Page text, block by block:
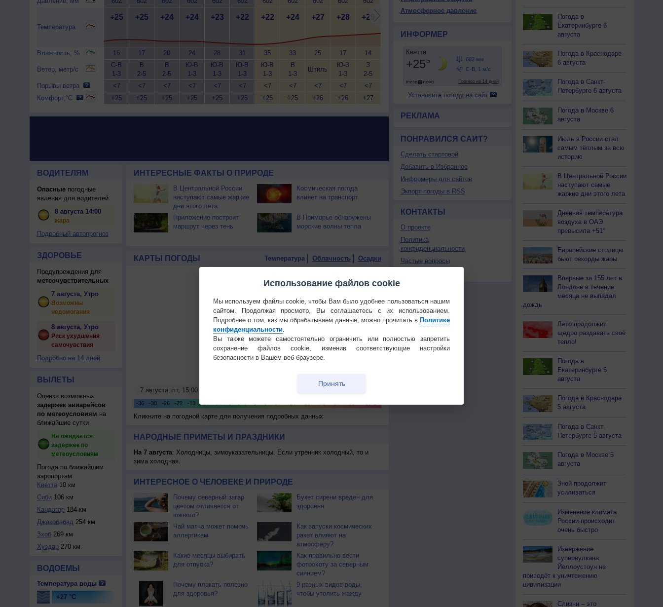
Температура
Влажность, %
Ветер, метр/с
Порывы ветра
Комфорт,°C
+25
16
С-В
1-3
<7
+25
+25
17
В
2-5
<7
+25
+24
20
В
2-5
<7
+25
+24
24
Ю-В
1-3
<7
+25
+23
28
Ю-В
1-3
<7
+25
+22
31
Ю-В
1-3
<7
+25
+22
35
Ю-В
1-3
<7
+25
+24
33
В
1-3
<7
+25
+27
25
Штиль
<7
+26
+28
17
Ю-З
1-3
<7
+26
+29
14
З
2-5
<7
+27
+31
11
З
<7
+29
+32
З
+30
<7
+30
<7
+30
+30
+31
21
С-В
<7
+29
+30
22
В
<7
22
<7
25
ВОДИТЕЛЯМ
Опасныепогодные
явления для водителей
8 августа 14:00
жара
Подробный автопрогноз
ЗДОРОВЬЕ
Предупреждения для
метеочувствительных
7 августа, Утро
Возможны
недомогания
8 августа, Утро
Риск ухудшения
самочувствия
Подробно на 14 дней
ВЫЛЕТЫ
Оценка возможных
задержек авиарейсов
по метеоусловиям на
ближайшие сутки
Не ожидается
задержек по
метеоусловиям
Погода по ближайшим
аэропортам
Кветта10 км
Сиби 106 км
Кандагар184 км
Джакобабад 254 км
Зхоб269 км
Хуздар270 км
ВОДОЕМЫ
Температура воды
+27 °C
ИНТЕРЕСНЫЕ ФАКТЫ О ПРИРОДЕ
В Центральной России
наступают самые жаркие
дни этого лета
Космическая погода
влияет на транспорт
Приложение построит
маршрут через тень
В Приморье обнаружены
морские волны тепла
КАРТЫ ПОГОДЫ Температура Облачность Осадки
Кликните на погодной карте для получения подробных данных
НАРОДНЫЕ ПРИМЕТЫ И ПРАЗДНИКИ
На 7 августа: Холодницы, зимоуказательницы. Если утренник холодный, то и
зима холодная.
ИНТЕРЕСНОЕ О ЧЕЛОВЕКЕ И ПРИРОДЕ
Почему северный загар
цветом отличается от
южного?
Букет сирени вреден для
здоровья
Чай матча может помочь
аллергикам
Как запуски космических
ракет влияют на
атмосферу?
Какие месяцы выбирать
для отпуска?
Как правильно вести
фотоохоту за северным
сиянием?
Почему плакать полезно
для здоровья?
9 разных видов воды,
чтобы утолить жажду
Атмосферное давление
ИНФОРМЕР
Установите погоду на сайт
РЕКЛАМА
ПОНРАВИЛСЯ САЙТ?
Сделать стартовой
Добавить в Избранное
Информеры для сайтов
Экпорт погоды в RSS
КОНТАКТЫ
О проекте
Политика
конфиденциальности
Частые вопросы
Погода в
Екатеринбурге 6
августа
Погода в Краснодаре
6 августа
Погода в Санкт-
Петербурге 6 августа
Погода в Москве 6
августа
Июль в России стал
самым тёплым за всю
историю
В Центральной России
наступают самые
жаркие дни этого лета
Дневная температура
воздуха в ОАЭ
превысила +51°
Европейские столицы
бьют рекорды жары
Впервые за 155 лет в
Лондоне в течение
месяца не выпадал
дождь
Лето продолжит
щедро раздавать своё
тепло!
Погода в
Екатеринбурге 5
августа
Погода в Краснодаре
5 августа
Погода в Санкт-
Петербурге 5 августа
Погода в Москве 5
августа
Зной продолжит
усиливаться
Изменение климата
России происходит
очень быстро
Извержение
супервулкана
Йеллоустоун не
приведёт к уничтожению
цивилизации
Слизни – это
Использование файлов cookie
Мы используем файлы cookie, чтобы Вам было удобнее пользоваться нашим
сайтом. Продолжая просмотр, Вы соглашаетесь с их использованием.
Подробнее о том, как мы обрабатываем данные, можно прочитать в Политике
конфиденциальности
Вы также можете самостоятельно ограничить или полностью запретить
сохранение файлов cookie, изменив соответствующие настройки
безопасности в Вашем веб-браузере.
Принять